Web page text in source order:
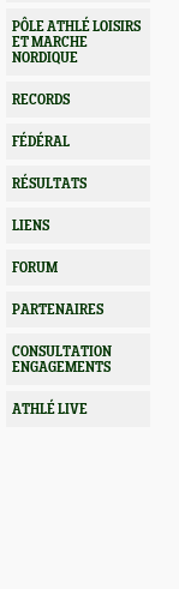
PÔLE ATHLÉ LOISIRS
ET MARCHE
NORDIQUE
RECORDS
FÉDÉRAL
RÉSULTATS
LIENS
FORUM
PARTENAIRES
CONSULTATION
ENGAGEMENTS
ATHLÉ LIVE